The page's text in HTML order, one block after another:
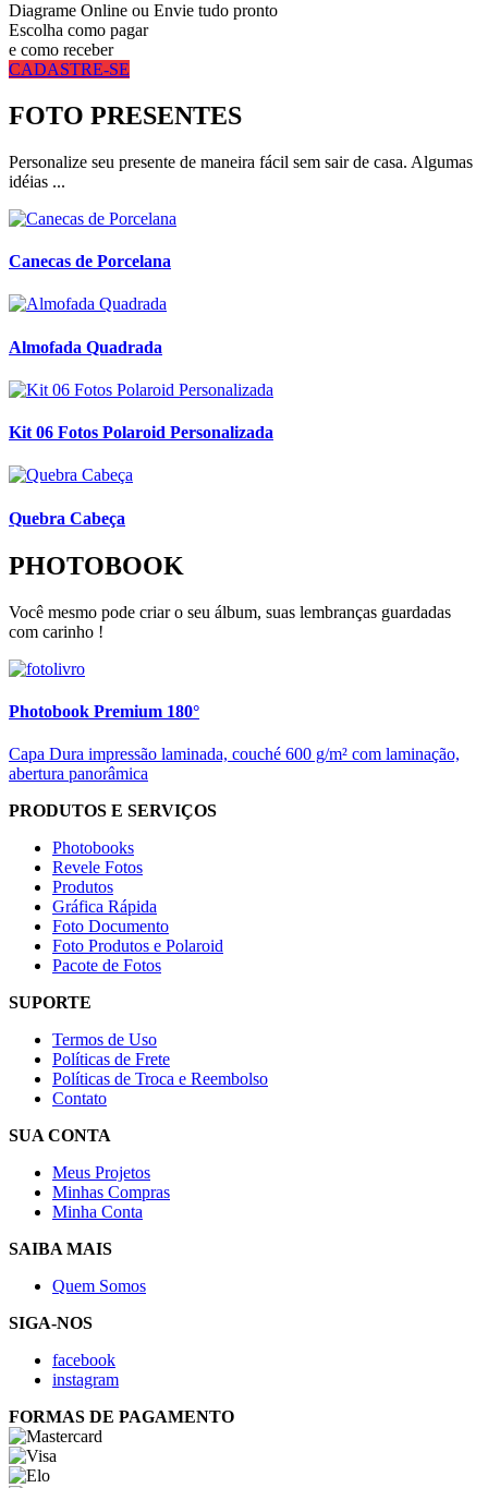
Diagrame Online ou Envie tudo pronto
Escolha como pagar
e como receber
CADASTRE-SE
FOTO PRESENTES
Personalize seu presente de maneira fácil sem sair de casa. Algumas
idéias ...
Canecas de Porcelana
Almofada Quadrada
Kit 06 Fotos Polaroid Personalizada
Quebra Cabeça
PHOTOBOOK
Você mesmo pode criar o seu álbum, suas lembranças guardadas
com carinho !
Photobook Premium 180°
Capa Dura impressão laminada, couché 600 g/m² com laminação,
abertura panorâmica
PRODUTOS E SERVIÇOS
Photobooks
Revele Fotos
Produtos
Gráfica Rápida
Foto Documento
Foto Produtos e Polaroid
Pacote de Fotos
SUPORTE
Termos de Uso
Políticas de Frete
Políticas de Troca e Reembolso
Contato
SUA CONTA
Meus Projetos
Minhas Compras
Minha Conta
SAIBA MAIS
Quem Somos
SIGA-NOS
facebook
instagram
FORMAS DE PAGAMENTO